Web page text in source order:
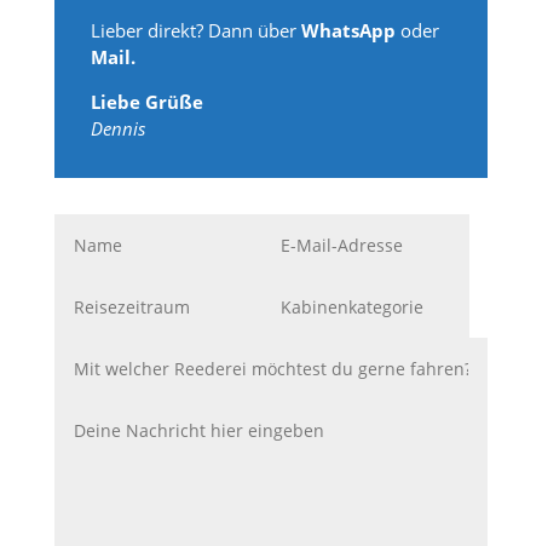
Lieber direkt? Dann überWhatsApp oder
Mail.
Liebe Grüße
Dennis